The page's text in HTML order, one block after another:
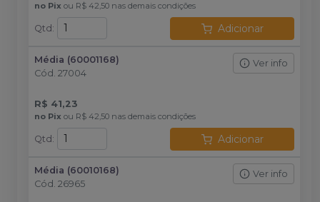
no Pix ou R$ 42,50 nas demais condições
Qtd : Adicionar
Média (60001168)
Cód. 27004
Ver info
R$ 41,23
no Pix ou R$ 42,50 nas demais condições
Qtd : Adicionar
Média (60010168)
Cód. 26965
Ver info